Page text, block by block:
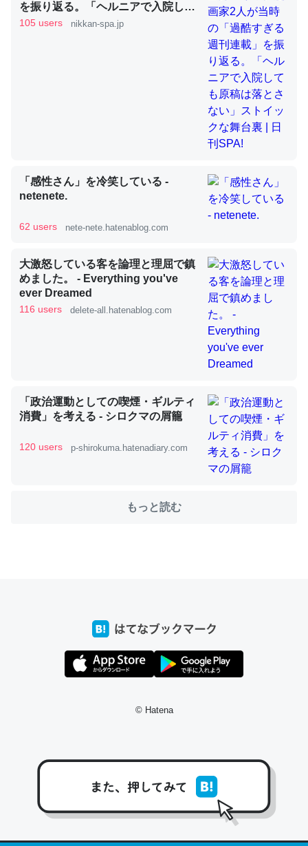
これ見て生きてるなって分かる。
─たまにLINEするくらいだった遠方の父67歳と僕。ITツール導入で
コミュニケーションが劇的に変化した｜tayorini by LIFULL介護
ちょうど同じ理由でEcho Show 8を設定中でした。Prime
とかSpotifyを支払う孝行もできる。一生で親と会える残
それを実質100倍以上に伸ばす効果があるはず……
─たまにLINEするくらいだった遠方の父67歳と僕。ITツール導入で
コミュニケーションが劇的に変化した｜tayorini by LIFULL介護
私も3年前ぐらいに祖母の家に設置した。ポケットWifiみ
たいなのでネット環境作ったけどAlexaしか使わないので
回線代ほとんどかからないですよ。参考：
https://toyoshi.hatenablog.com/entry/2019/05/15/1805
コミュニケーションが劇的に変化した｜tayorini by LIFULL介護
が止まらなくなった…！生のにんにくが結構効いてるの
スペインにもアリオリソースがあり、それも美味しいんだ
このお店、帰りにアールグレイクッキーくれるし、メニュ
を振り返る。「ヘルニアで入院して
も原稿は落とさない」ストイックな
105 users nikkan-spa.jp
「感性さん」を冷笑している -
netenete.
62 users nete-nete.hatenablog.com
大激怒している客を論理と理屈で鎮
めました。 - Everything you've
ever Dreamed
116 users delete-all.hatenablog.com
「政治運動としての喫煙・ギルティ
消費」を考える - シロクマの屑籠
120 users p-shirokuma.hatenadiary.com
もっと読む
© Hatena